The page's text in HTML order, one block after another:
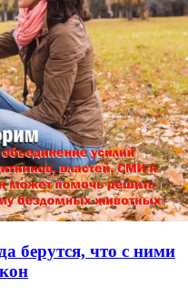
берутся, что с ними